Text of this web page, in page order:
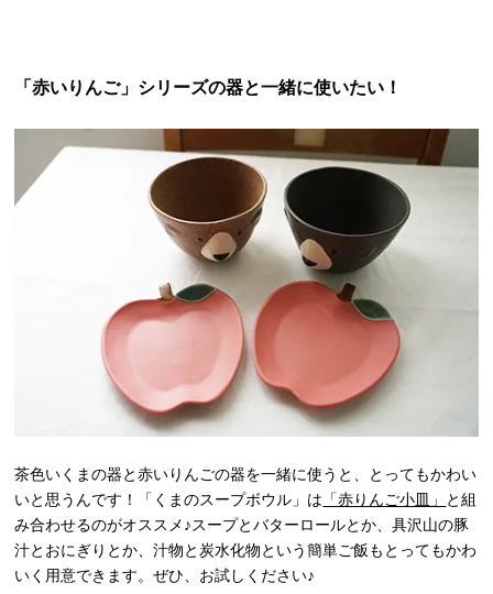
「赤いりんご」シリーズの器と一緒に使いたい！
茶色いくまの器と赤いりんごの器を一緒に使うと、とってもかわい
いと思うんです！「くまのスープボウル」は 「赤りんご小皿」 と組
み合わせるのがオススメ♪スープとバターロールとか、具沢山の豚
汁とおにぎりとか、汁物と炭水化物という簡単ご飯もとってもかわ
いく用意できます。ぜひ、お試しください♪